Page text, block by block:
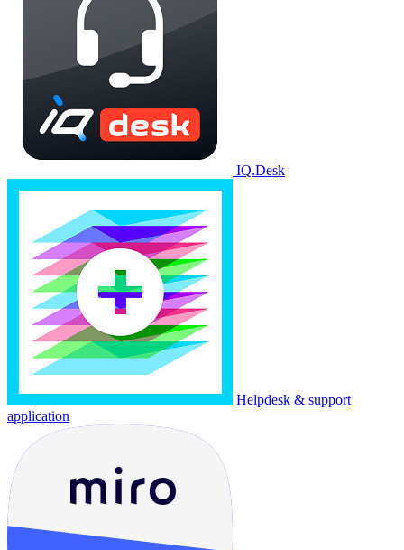
IQ.Desk
Helpdesk & support
application